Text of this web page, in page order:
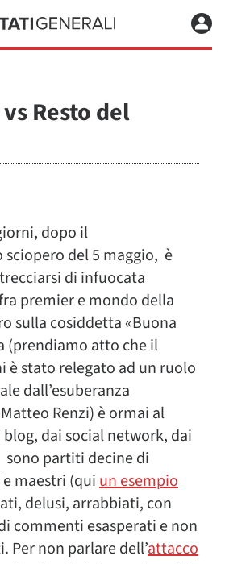
Resto del
dopo il
del 5 maggio, è
di infuocata
premier e mondo della
sulla cosiddetta «Buona
(prendiamo atto che il
è stato relegato ad un ruolo
dall’esuberanza
Renzi) è ormai al
dai social network, dai
partiti decine di
maestri (quiun esempio
delusi, arrabbiati, con
commenti esasperati e non
Per non parlare dell’attacco